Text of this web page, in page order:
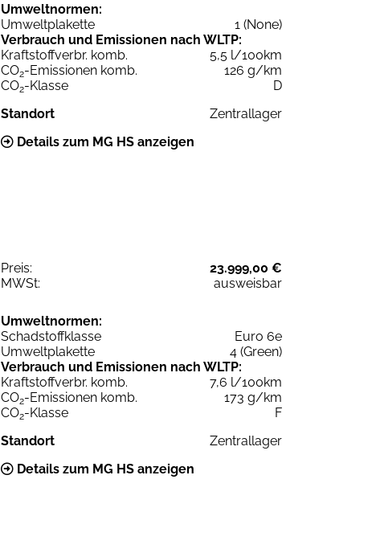
Umweltnormen:
Umweltplakette
1 (None)
Verbrauch und Emissionen nach WLTP:
Kraftstoffverbr. komb.
5,5 l/100km
CO2-Emissionen komb.
126 g/km
CO2-Klasse
D
Standort
Zentrallager
Details zum MG HS anzeigen
Preis:
23.999,00 €
MWSt:
ausweisbar
Umweltnormen:
Schadstoffklasse
Euro 6e
Umweltplakette
4 (Green)
Verbrauch und Emissionen nach WLTP:
Kraftstoffverbr. komb.
7,6 l/100km
CO2-Emissionen komb.
173 g/km
CO2-Klasse
F
Standort
Zentrallager
Details zum MG HS anzeigen